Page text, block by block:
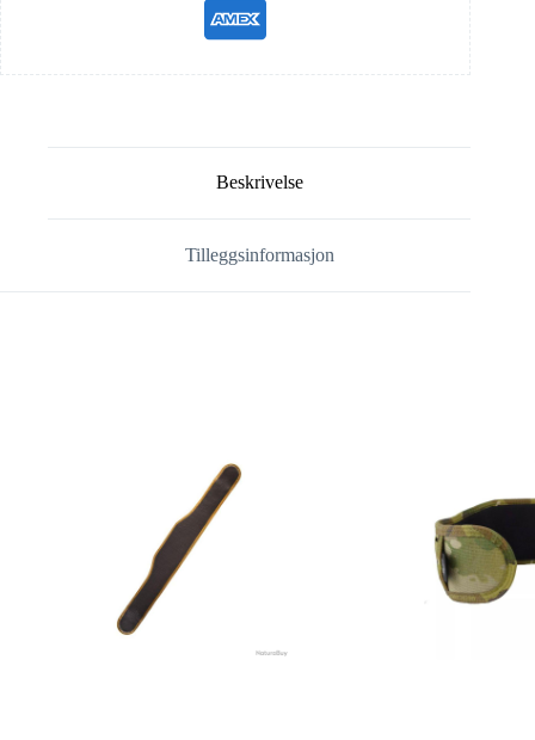
Beskrivelse
Tilleggsinformasjon